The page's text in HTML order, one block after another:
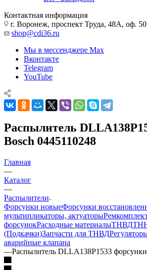
Контактная информация
г. Воронеж, проспект Труда, 48А, оф.
shop@cdi36.ru
Мы в мессенджере Max
Вконтакте
Telegram
YouTube
Распылитель
Bosch 0445110248
Главная
—
Каталог
—
Распылители
Форсунки новыеФорсунки
мультипликаторы, актуаторы
форсунокРасходные материалыТНВД
(Подкачки)Запчасти для ТНВД
аварийные клапана
—Распылитель DLLA138P1533